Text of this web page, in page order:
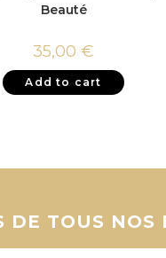
Beauté
35,00 €
Add to cart
DE TOUS